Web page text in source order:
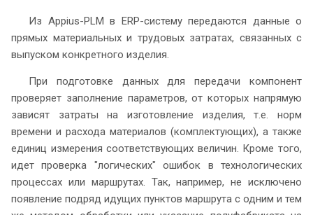
Из Appius-PLM в ERP-систему передаются данные о
прямых материальных и трудовых затратах, связанных с
выпуском конкретного изделия.
При подготовке данных для передачи компонент
проверяет заполнение параметров, от которых напрямую
зависят затраты на изготовление изделия, т.е. норм
времени и расхода материалов (комплектующих), а также
единиц измерения соответствующих величин. Кроме того,
идет проверка "логических" ошибок в технологических
процессах или маршрутах. Так, например, не исключено
появление подряд идущих пунктов маршрута с одним и тем